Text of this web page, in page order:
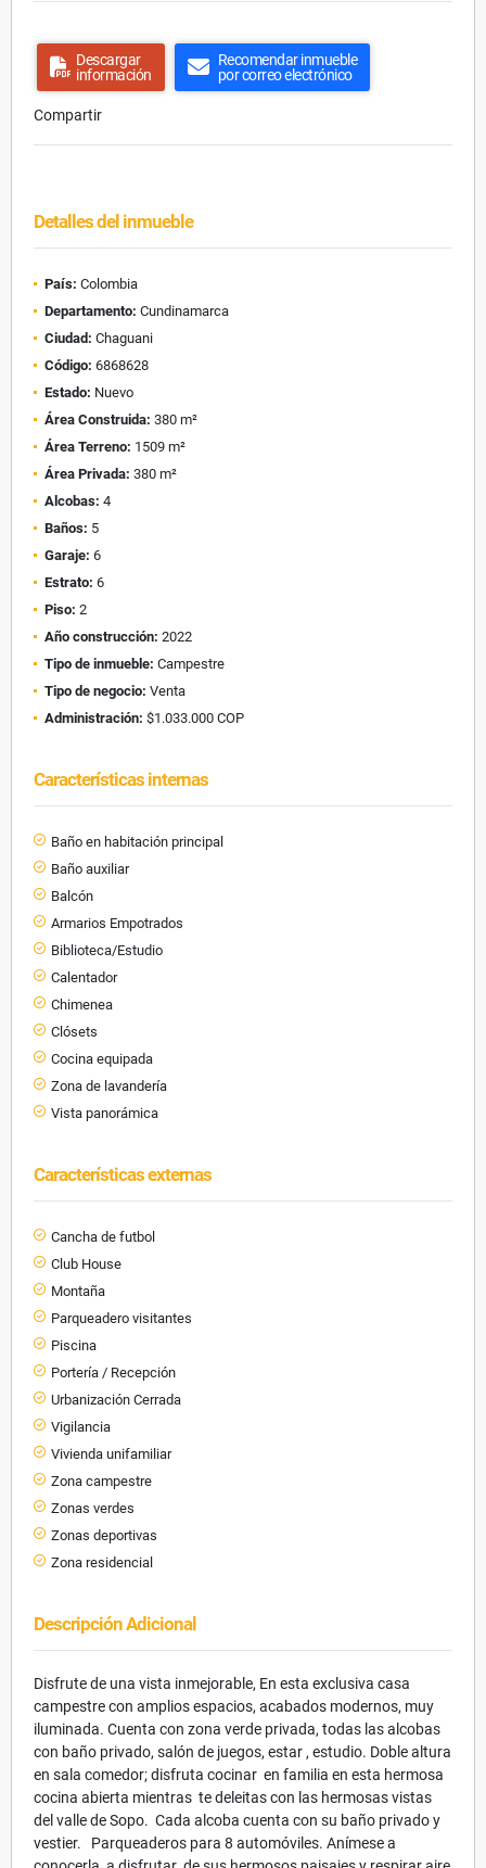
Descargar
información
Recomendar inmueble
por correo electrónico
Compartir
Detalles del inmueble
País: Colombia
Departamento: Cundinamarca
Ciudad: Chaguani
Código: 6868628
Estado: Nuevo
Área Construida: 380 m²
Área Terreno: 1509 m²
Área Privada: 380 m²
Alcobas: 4
Baños: 5
Garaje: 6
Estrato: 6
Piso: 2
Año construcción: 2022
Tipo de inmueble: Campestre
Tipo de negocio: Venta
Administración: $1.033.000 COP
Características internas
Baño en habitación principal
Baño auxiliar
Balcón
Armarios Empotrados
Biblioteca/Estudio
Calentador
Chimenea
Clósets
Cocina equipada
Zona de lavandería
Vista panorámica
Características externas
Cancha de futbol
Club House
Montaña
Parqueadero visitantes
Piscina
Portería / Recepción
Urbanización Cerrada
Vigilancia
Vivienda unifamiliar
Zona campestre
Zonas verdes
Zonas deportivas
Zona residencial
Descripción Adicional
Disfrute de una vista inmejorable, En esta exclusiva casa
campestre con amplios espacios, acabados modernos, muy
iluminada. Cuenta con zona verde privada, todas las alcobas
con baño privado, salón de juegos, estar , estudio. Doble altura
en sala comedor; disfruta cocinar en familia en esta hermosa
cocina abierta mientras te deleitas con las hermosas vistas
del valle de Sopo. Cada alcoba cuenta con su baño privado y
vestier. Parqueaderos para 8 automóviles. Anímese a